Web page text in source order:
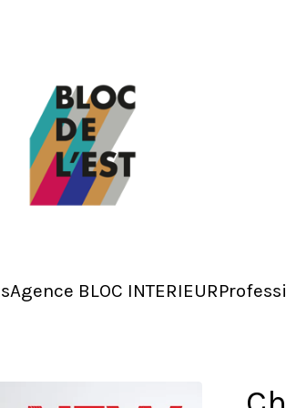
Agence BLOC INTERIEUR